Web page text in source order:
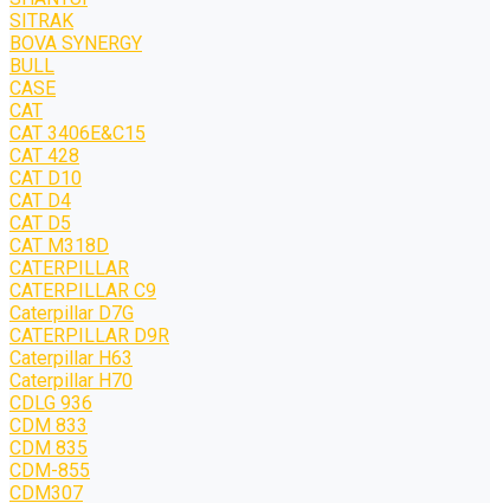
SITRAK
BOVA SYNERGY
BULL
CASE
CAT
CAT 3406E&C15
CAT 428
CAT D10
CAT D4
CAT D5
CAT M318D
CATERPILLAR
CATERPILLAR C9
Caterpillar D7G
CATERPILLAR D9R
Caterpillar H63
Caterpillar H70
CDLG 936
CDM 833
CDM 835
CDM-855
CDM307